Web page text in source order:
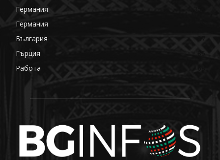
Германия
Германия
България
Гърция
Работа